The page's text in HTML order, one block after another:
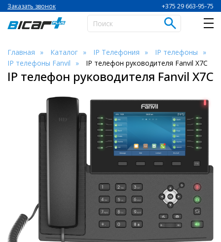
+375 29 663-95-75
Заказать звонок
Главная Каталог IP Телефония
IP телефоны
IP телефоны Fanvil
IP телефон руководителя Fanvil X7C
IP телефон руководителя Fanvil X7C